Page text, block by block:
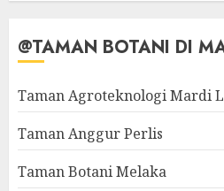
@TAMAN BOTANI DI
Taman Agroteknologi Mardi
Taman Anggur Perlis
Taman Botani Melaka